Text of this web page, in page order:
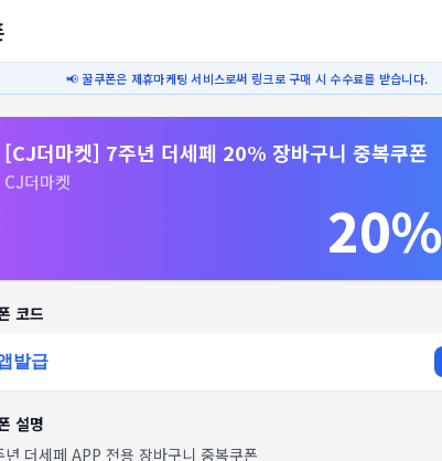
📢 꿀쿠폰은 제휴마케팅 서비스로써 링크로 구매 시 수수료를 받습니다.
[CJ더마켓] 7주년 더세페 20% 장바구니 중복쿠폰
CJ더마켓
20%
코드
발급
설명
년 더세페 APP 전용 장바구니 중복쿠폰